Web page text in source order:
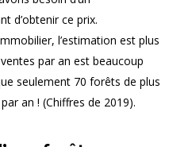
d’obtenir ce prix.
l’estimation est plus
par an est beaucoup
seulement 70 forêts de plus
an ! (Chiffres de 2019).